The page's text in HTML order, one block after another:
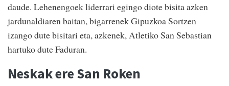
daude. Lehenengoek liderrari egingo diote bisita azken
jardunaldiaren baitan, bigarrenek Gipuzkoa Sortzen
izango dute bisitari eta, azkenek, Atletiko San Sebastian
hartuko dute Faduran.
Neskak ere San Roken